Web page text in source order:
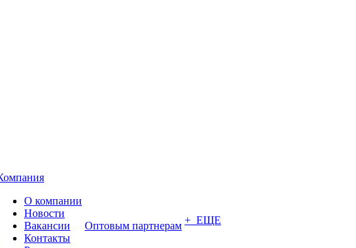
О компании
Новости
Вакансии
Контакты
Оптовым партнерам + ЕЩЕ